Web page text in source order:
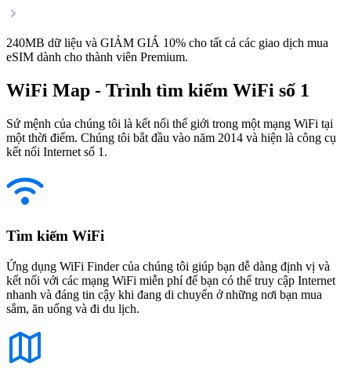
240MB dữ liệu và GIẢM GIÁ 10% cho tất cả các giao dịch mua
eSIM dành cho thành viên Premium.
WiFi Map - Trình tìm kiếm WiFi số 1
Sứ mệnh của chúng tôi là kết nối thế giới trong một mạng WiFi tại
một thời điểm. Chúng tôi bắt đầu vào năm 2014 và hiện là công cụ
kết nối Internet số 1.
Tìm kiếm WiFi
Ứng dụng WiFi Finder của chúng tôi giúp bạn dễ dàng định vị và
kết nối với các mạng WiFi miễn phí để bạn có thể truy cập Internet
nhanh và đáng tin cậy khi đang di chuyển ở những nơi bạn mua
sắm, ăn uống và đi du lịch.